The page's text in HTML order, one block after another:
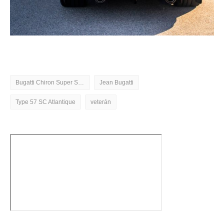
Bugatti Chiron Super Sport Jean Bugatti
Type 57 SC Atlantique veterán